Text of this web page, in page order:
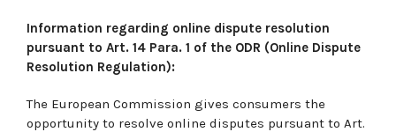
Information regarding online dispute resolution
pursuant to Art. 14 Para. 1 of the ODR (Online Dispute
Resolution Regulation):
The European Commission gives consumers the
opportunity to resolve online disputes pursuant to Art.